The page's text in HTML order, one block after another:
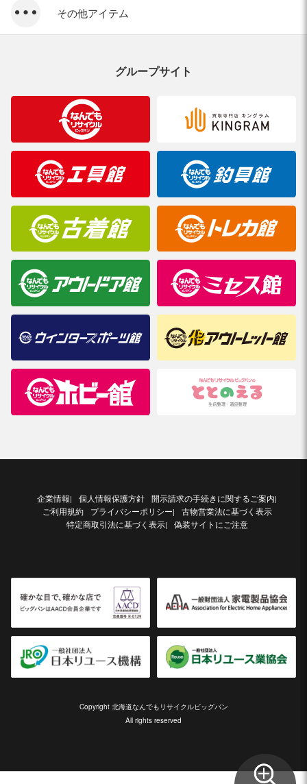
その他アイテム
グループサイト
企業情報| 個人情報保護方針 開示請求の手続きに関するご案内|
ご利用規約 プライバシーポリシー|
古物営業法に基づく表示
特定商取引法に基づく表示| 偽装サイトにご注意
Copyright 北海道なんでもリサイクルビッグバン
All rights reserved